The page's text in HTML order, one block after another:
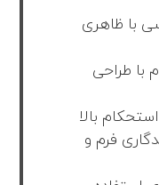
با ظاهری
با طراحی
بالا
فرم و